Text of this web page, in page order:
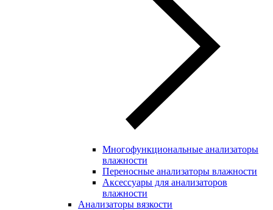
Многофункциональные анализаторы
влажности
Переносные анализаторы влажности
Аксессуары для анализаторов
влажности
Анализаторы вязкости